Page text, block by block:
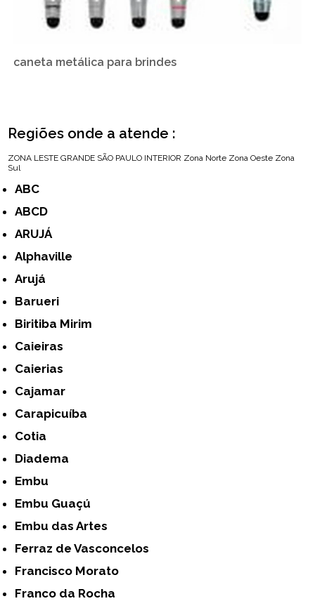
caneta metálica para brindes
Regiões onde a atende :
ZONA LESTE GRANDE SÃO PAULO INTERIOR Zona Norte Zona Oeste Zona
Sul
ABC
ABCD
ARUJÁ
Alphaville
Arujá
Barueri
Biritiba Mirim
Caieiras
Caierias
Cajamar
Carapicuíba
Cotia
Diadema
Embu
Embu Guaçú
Embu das Artes
Ferraz de Vasconcelos
Francisco Morato
Franco da Rocha